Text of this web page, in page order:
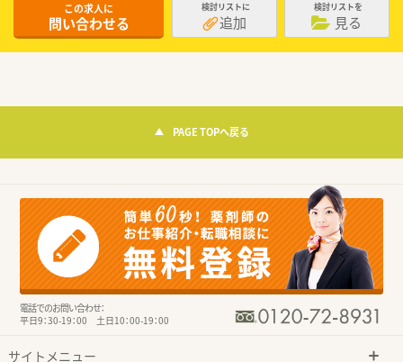
この求人に
問い合わせる
検討リストに
追加
検討リストを
見る
PAGE TOPへ戻る
電話でのお問い合わせ：
平日9：30-19：00 土日10：00-19：00
サイトメニュー